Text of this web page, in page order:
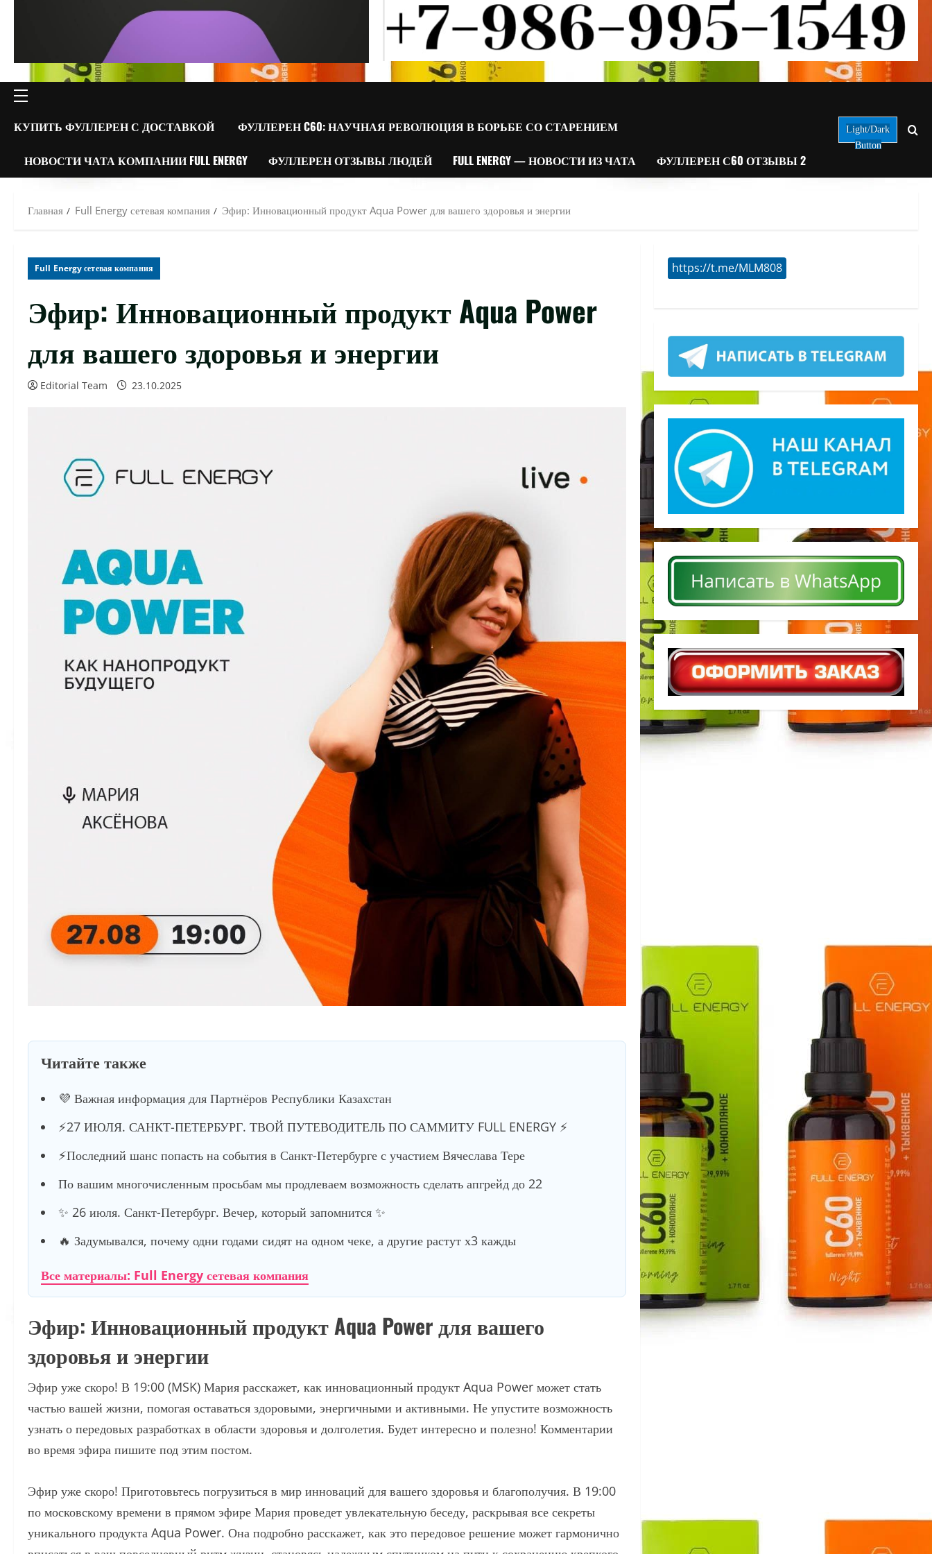
ОСНОВНОЕ
МЕНЮ
КУПИТЬ ФУЛЛЕРЕН С ДОСТАВКОЙ ФУЛЛЕРЕН C60: НАУЧНАЯ РЕВОЛЮЦИЯ В БОРЬБЕ СО СТАРЕНИЕМ
НОВОСТИ ЧАТА КОМПАНИИ FULL ENERGY ФУЛЛЕРЕН ОТЗЫВЫ ЛЮДЕЙ FULL ENERGY — НОВОСТИ ИЗ ЧАТА ФУЛЛЕРЕН С60 ОТЗЫВЫ 2
Light/Dark
Button
Главная Full Energy сетевая компания Эфир: Инновационный продукт Aqua Power для вашего здоровья и энергии
Full Energy сетевая компания
Эфир: Инновационный продукт Aqua Power
для вашего здоровья и энергии
Editorial Team 23.10.2025
Читайте также
💜 Важная информация для Партнёров Республики Казахстан
⚡️27 ИЮЛЯ. САНКТ-ПЕТЕРБУРГ. ТВОЙ ПУТЕВОДИТЕЛЬ ПО САММИТУ FULL ENERGY ⚡️
⚡️Последний шанс попасть на события в Санкт-Петербурге с участием Вячеслава Тере
По вашим многочисленным просьбам мы продлеваем возможность сделать апгрейд до 22
✨ 26 июля. Санкт-Петербург. Вечер, который запомнится ✨
🔥 Задумывался, почему одни годами сидят на одном чеке, а другие растут х3 кажды
Все материалы: Full Energy сетевая компания
Эфир: Инновационный продукт Aqua Power для вашего
здоровья и энергии
Эфир уже скоро! В 19:00 (MSK) Мария расскажет, как инновационный продукт Aqua Power может стать
частью вашей жизни, помогая оставаться здоровыми, энергичными и активными. Не упустите возможность
узнать о передовых разработках в области здоровья и долголетия. Будет интересно и полезно! Комментарии
во время эфира пишите под этим постом.
Эфир уже скоро! Приготовьтесь погрузиться в мир инноваций для вашего здоровья и благополучия. В 19:00
по московскому времени в прямом эфире Мария проведет увлекательную беседу, раскрывая все секреты
уникального продукта Aqua Power. Она подробно расскажет, как это передовое решение может гармонично
https://t.me/MLM808